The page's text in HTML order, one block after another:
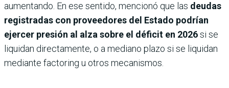
aumentando. En ese sentido, mencionó que las deudas
registradas con proveedores del Estado podrían
ejercer presión al alza sobre el déficit en 2026si se
liquidan directamente, o a mediano plazo si se liquidan
mediante factoring u otros mecanismos.